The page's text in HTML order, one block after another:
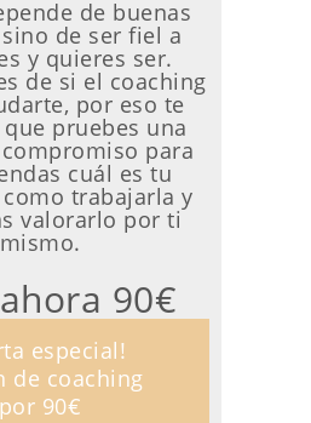
de buenas
de ser fiel a
y quieres ser.
de si el coaching
por eso te
pruebes una
para
cuál es tu
trabajarla y
valorarlo por ti
mismo.
ahora 90€
especial!
de coaching
por 90€